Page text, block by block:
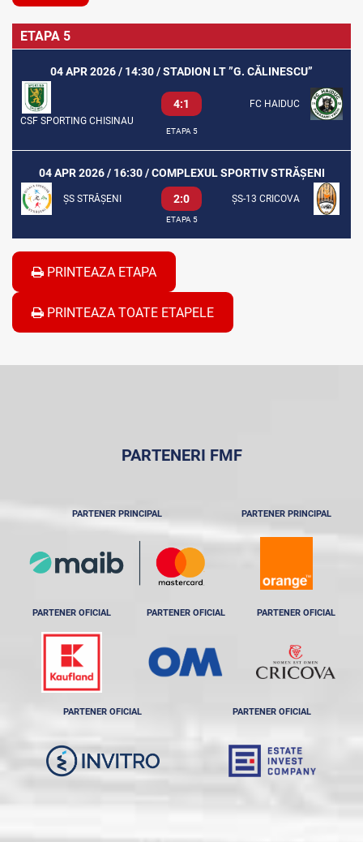
ETAPA 5
04 APR 2026 / 14:30 / STADION LT ”G. CĂLINESCU”
CSF SPORTING CHISINAU
4:1 FC HAIDUC
ETAPA 5
04 APR 2026 / 16:30 / COMPLEXUL SPORTIV STRĂȘENI
ȘS STRĂȘENI 2:0 ȘS-13 CRICOVA
ETAPA 5
PRINTEAZA ETAPA
PRINTEAZA TOATE ETAPELE
PARTENERI FMF
PARTENER PRINCIPAL PARTENER PRINCIPAL
PARTENER OFICIAL PARTENER OFICIAL PARTENER OFICIAL
PARTENER OFICIAL PARTENER OFICIAL